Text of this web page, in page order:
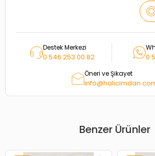
Destek Merkezi
0 546 253 00 82 0
Öneri ve Şikayet
Benzer Ürünler